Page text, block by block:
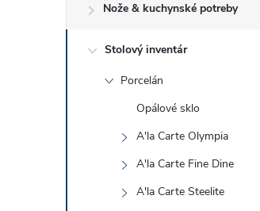
ý
Nože & kuchynské potreby
Stolový inventár
Porcelán
Opálové sklo
A'la Carte Olympia
A'la Carte Fine Dine
A'la Carte Steelite